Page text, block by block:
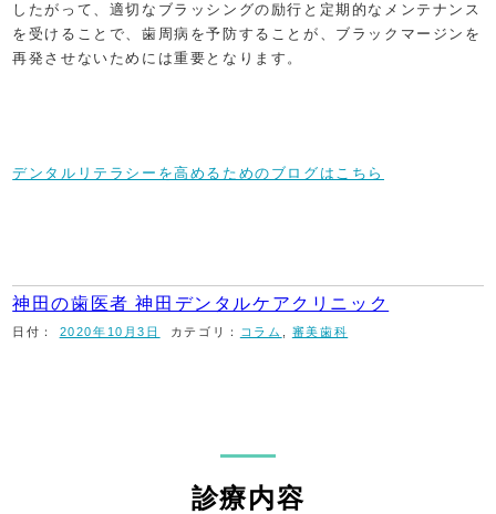
したがって、適切なブラッシングの励行と定期的なメンテナンス
を受けることで、歯周病を予防することが、ブラックマージンを
再発させないためには重要となります。
デンタルリテラシーを高めるためのブログはこちら
神田の歯医者 神田デンタルケアクリニック
日付： 2020年10月3日 カテゴリ： コラム 審美歯科
診療内容